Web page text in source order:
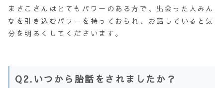
まさこさんはとてもパワーのある方で、出会った人みん
なを引き込むパワーを持っておられ、お話していると気
分を明るくしてくださいます。
Q2.いつから胎話をされましたか？